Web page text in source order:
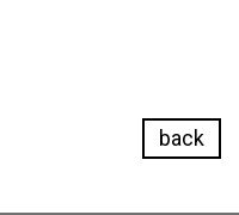
back